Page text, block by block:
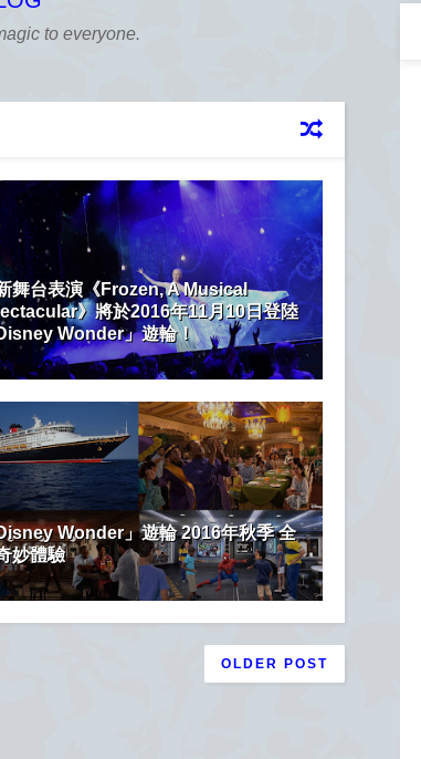
to everyone.
舞台表演《Frozen, A Musical
》將於2016年11月10日登陸
Wonder」遊輪！
Wonder」遊輪 2016年秋季 全
妙體驗
OLDER POST